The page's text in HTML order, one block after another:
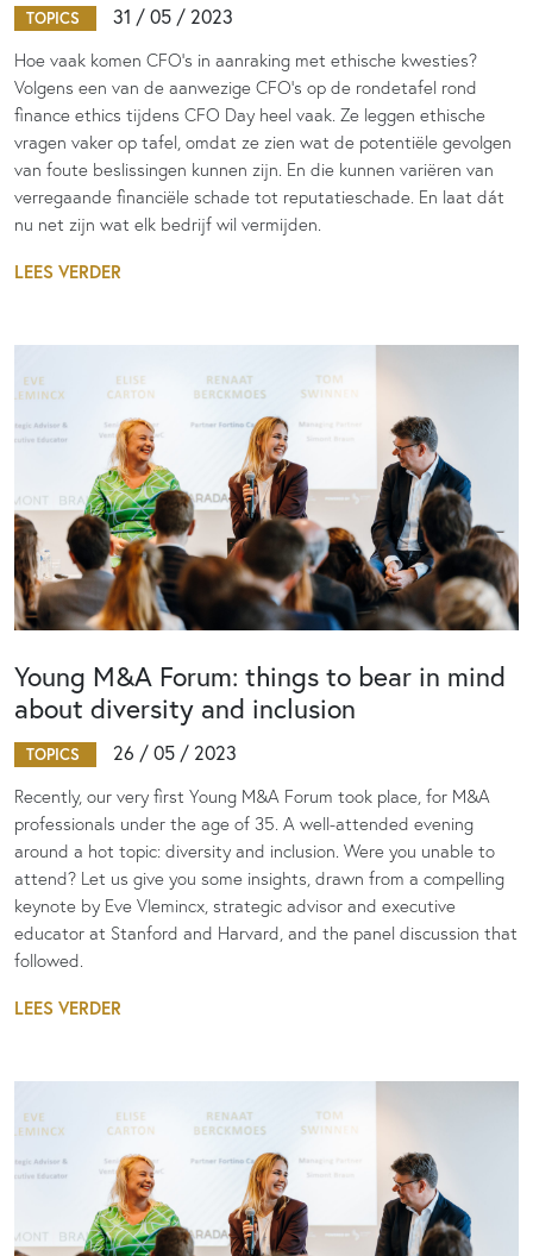
TOPICS 31 / 05 / 2023
Hoe vaak komen CFO’s in aanraking met ethische kwesties?
Volgens een van de aanwezige CFO’s op de rondetafel rond
finance ethics tijdens CFO Day heel vaak. Ze leggen ethische
vragen vaker op tafel, omdat ze zien wat de potentiële gevolgen
van foute beslissingen kunnen zijn. En die kunnen variëren van
verregaande financiële schade tot reputatieschade. En laat dát
nu net zijn wat elk bedrijf wil vermijden.
LEES VERDER
Young M&A Forum: things to bear in mind
about diversity and inclusion
TOPICS 26 / 05 / 2023
Recently, our very first Young M&A Forum took place, for M&A
professionals under the age of 35. A well-attended evening
around a hot topic: diversity and inclusion. Were you unable to
attend? Let us give you some insights, drawn from a compelling
keynote by Eve Vlemincx, strategic advisor and executive
educator at Stanford and Harvard, and the panel discussion that
followed.
LEES VERDER